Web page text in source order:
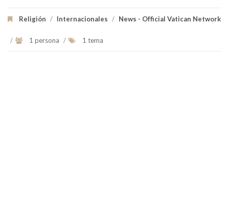
Religión / Internacionales / News - Official Vatican Network
/ 1 persona / 1 tema